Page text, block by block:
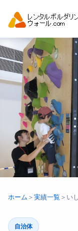
ツ
へ
ス
ッ
トップ 自動見
アーバンスポーツ
ホーム ＞実績一覧 ＞ い
自治体